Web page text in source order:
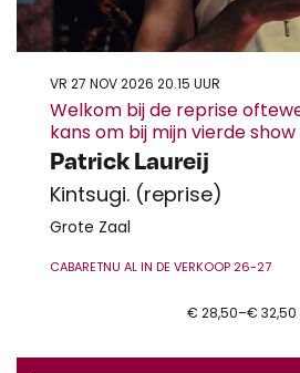
Patrick Laureij
Kintsugi. (reprise)
Welkom bij de reprise
kans om bij mijn vierde
VR 27 NOV 2026 20.15 UUR
Grote Zaal
CABARETNU AL IN DE VERKOOP 26-27
€ 28,50–€ 32,50